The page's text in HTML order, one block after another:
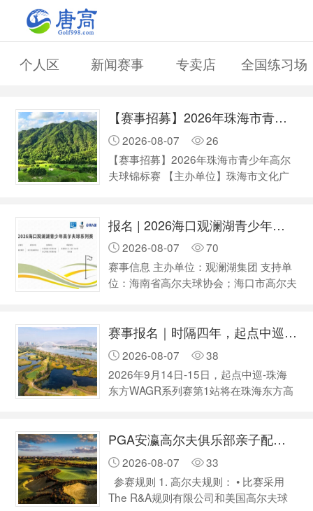
个人区 新闻赛事 专卖店 全国练习场
【赛事招募】2026年珠海市青少年高尔夫球锦标赛
2026-08-07
26
【赛事招募】2026年珠海市青少年高尔
夫球锦标赛 【主办单位】珠海市文化广
翠湖高尔夫训练中心 【支持单位】珠海
市体育彩票管理中心、珠海翠湖高尔夫球
会 【日 期 】2026 年8 月 25日（星期
二） 【场 地 】香山+诺曼场 【人 数 】
约40人 【参赛资格】必须拥有珠海学籍
生…
报名 | 2026海口观澜湖青少年高尔夫球系列赛第三站
2026-08-07
70
赛事信息 主办单位：观澜湖集团 支持单
位：海南省高尔夫球协会；海口市高尔夫
场） 比赛日期：2026年8月23日 比赛方
式：青少年男子、女子个人比杆赛 参赛
资格及分组 (一) 符合赛事年龄要求的青
少年高尔夫球员； (二) 年龄6岁以上，18
岁及以下; (三) 为了参赛选手的安全及比
赛事报名｜时隔四年，起点中巡9月重返珠海东方！
2026-08-07
38
2026年9月14日-15日，起点中巡-珠海
东方WAGR系列赛第1站将在珠海东方高
如今迎来新的挑战者们登台！ 起点中巡
赛主要面向女子职业球员、女子教练员，
以及本土优秀男女业余球员。其办赛原则
旨在通过精简、高频办赛，立足当地，让
广大球手都可以感受到职业比赛的氛围，
PGA安瀛高尔夫俱乐部亲子配对赛 | 球员招募中
2026-08-07
33
参赛规则 1. 高尔夫规则： • 比赛采用
The R&A规则有限公司和美国高尔夫球